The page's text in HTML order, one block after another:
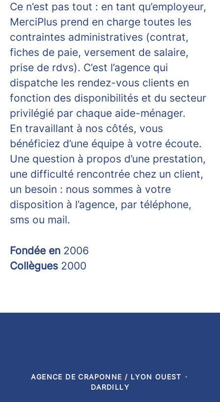
Ce n’est pas tout : en tant qu’employeur,
MerciPlus prend en charge toutes les
contraintes administratives (contrat,
fiches de paie, versement de salaire,
prise de rdvs). C’est l’agence qui
dispatche les rendez-vous clients en
fonction des disponibilités et du secteur
privilégié par chaque aide-ménager.
En travaillant à nos côtés, vous
bénéficiez d’une équipe à votre écoute.
Une question à propos d’une prestation,
une difficulté rencontrée chez un client,
un besoin : nous sommes à votre
disposition à l’agence, par téléphone,
sms ou mail.
Fondée en 2006
Collègues 2000
AGENCE DE CRAPONNE / LYON OUEST ·
DARDILLY